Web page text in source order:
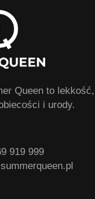
Queen to lekkość,
i urody.
919 999